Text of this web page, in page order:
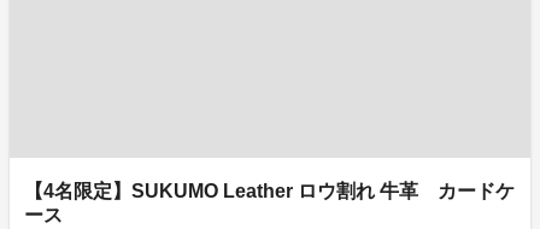
【4名限定】SUKUMO Leather ロウ割れ 牛革 カードケ
ース